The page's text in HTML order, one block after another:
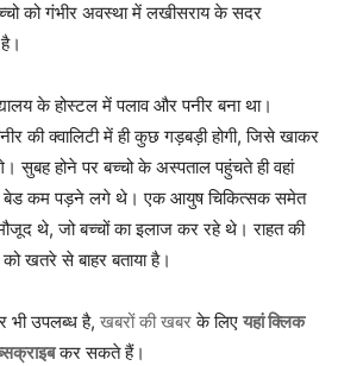
को गंभीर अवस्था में लखीसराय के सदर
के होस्टल में पलाव और पनीर बना था।
की क्वालिटी में ही कुछ गड़बड़ी होगी, जिसे खाकर
सुबह होने पर बच्चो के अस्पताल पहुंचते ही वहां
बेड कम पड़ने लगे थे। एक आयुष चिकित्सक समेत
थे, जो बच्चों का इलाज कर रहे थे। राहत की
खतरे से बाहर बताया है।
उपलब्ध है, खबरों की खबरके लिए यहां क्लिक
कर सकते हैं।